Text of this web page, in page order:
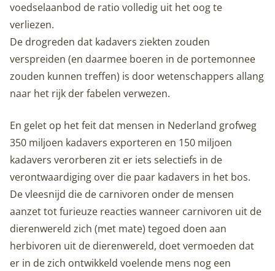
voedselaanbod de ratio volledig uit het oog te
verliezen.
De drogreden dat kadavers ziekten zouden
verspreiden (en daarmee boeren in de portemonnee
zouden kunnen treffen) is door wetenschappers allang
naar het rijk der fabelen verwezen.
En gelet op het feit dat mensen in Nederland grofweg
350 miljoen kadavers exporteren en 150 miljoen
kadavers verorberen zit er iets selectiefs in de
verontwaardiging over die paar kadavers in het bos.
De vleesnijd die de carnivoren onder de mensen
aanzet tot furieuze reacties wanneer carnivoren uit de
dierenwereld zich (met mate) tegoed doen aan
herbivoren uit de dierenwereld, doet vermoeden dat
er in de zich ontwikkeld voelende mens nog een